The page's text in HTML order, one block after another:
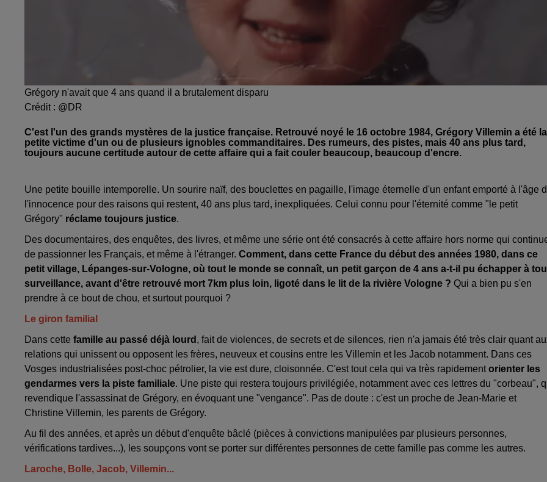
Grégory n'avait que 4 ans quand il a brutalement disparu
Crédit : @DR
C'est l'un des grands mystères de la justice française. Retrouvé noyé le 16 octobre 1984, Grégory Villemin a été la
petite victime d'un ou de plusieurs ignobles commanditaires. Des rumeurs, des pistes, mais 40 ans plus tard,
toujours aucune certitude autour de cette affaire qui a fait couler beaucoup, beaucoup d'encre.
Une petite bouille intemporelle. Un sourire naïf, des bouclettes en pagaille, l'image éternelle d'un enfant emporté à l'âge
l'innocence pour des raisons qui restent, 40 ans plus tard, inexpliquées. Celui connu pour l'éternité comme "le petit
Grégory" réclame toujours justice.
Des documentaires, des enquêtes, des livres, et même une série ont été consacrés à cette affaire hors norme qui
de passionner les Français, et même à l'étranger. Comment, dans cette France du début des années 1980, dans ce
petit village, Lépanges-sur-Vologne, où tout le monde se connaît, un petit garçon de 4 ans a-t-il pu échapper à
surveillance, avant d'être retrouvé mort 7km plus loin, ligoté dans le lit de la rivière Vologne ? Qui a bien pu s'en
prendre à ce bout de chou, et surtout pourquoi ?
Le giron familial
Dans cette famille au passé déjà lourd , fait de violences, de secrets et de silences, rien n'a jamais été très clair quant
relations qui unissent ou opposent les frères, neuveux et cousins entre les Villemin et les Jacob notamment. Dans ces
Vosges industrialisées post-choc pétrolier, la vie est dure, cloisonnée. C'est tout cela qui va très rapidementorienter les
gendarmes vers la piste familiale. Une piste qui restera toujours privilégiée, notamment avec ces lettres du "corbeau",
revendique l'assassinat de Grégory, en évoquant une "vengance". Pas de doute : c'est un proche de Jean-Marie et
Christine Villemin, les parents de Grégory.
Au fil des années, et après un début d'enquête bâclé (pièces à convictions manipulées par plusieurs personnes,
vérifications tardives...), les soupçons vont se porter sur différentes personnes de cette famille pas comme les autres.
Laroche, Bolle, Jacob, Villemin...